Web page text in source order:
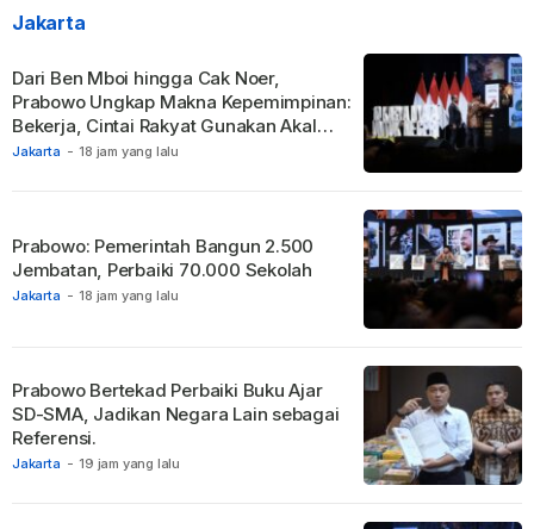
Jakarta
Jakarta - 18 jam yang lalu
Dari Ben Mboi hingga Cak Noer,
Prabowo Ungkap Makna Kepemimpinan:
Bekerja, Cintai Rakyat Gunakan Akal
Sehat.
Jakarta - 18 jam yang lalu
Prabowo: Pemerintah Bangun 2.500
Jembatan, Perbaiki 70.000 Sekolah
Jakarta - 19 jam yang lalu
Prabowo Bertekad Perbaiki Buku Ajar
SD-SMA, Jadikan Negara Lain sebagai
Referensi.